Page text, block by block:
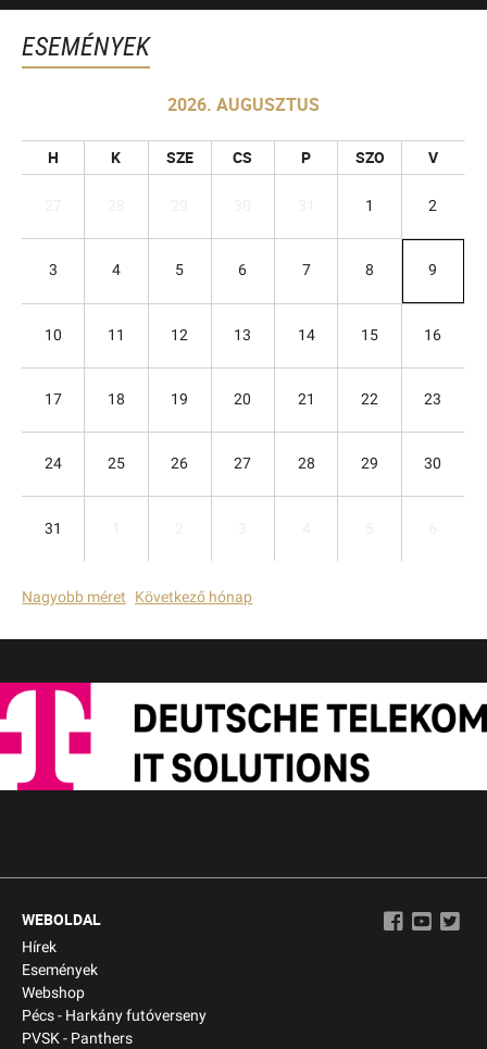
ESEMÉNYEK
2026. AUGUSZTUS
H K SZE CS P SZO V
1 2
3 4 5 6 7 8 9
10 11 12 13 14 15 16
17 18 19 20 21 22 23
24 25 26 27 28 29 30
31
Nagyobb méret Következő hónap
WEBOLDAL
Hírek
Események
Webshop
Pécs - Harkány futóverseny
PVSK - Panthers